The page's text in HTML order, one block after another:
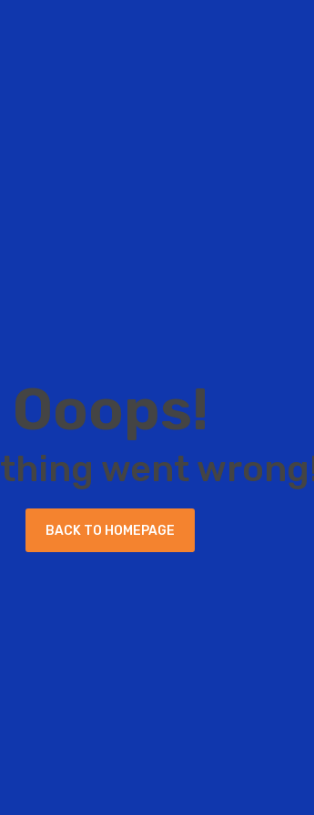
Ooops!
thing went wrong
BACK TO HOM EPAG E